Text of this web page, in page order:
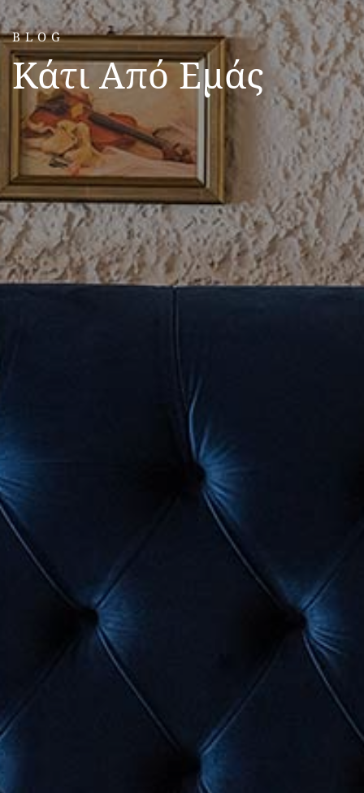
BLOG
Κάτι Από Εμάς